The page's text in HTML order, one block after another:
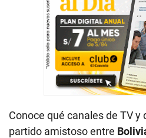
Conoce qué canales de TV y
partido amistoso entre